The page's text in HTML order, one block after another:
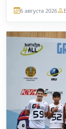
6 августа 2026